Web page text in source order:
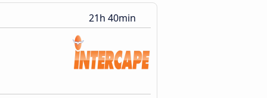
21h 40min